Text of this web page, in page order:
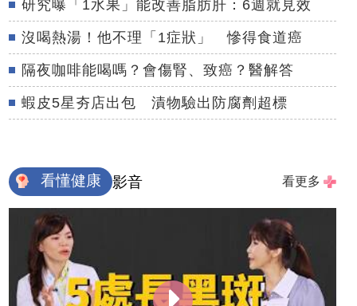
研究曝「1水果」能改善脂肪肝：6週就見效
沒喝熱湯！他不理「1症狀」 慘得食道癌
隔夜咖啡能喝嗎？會傷腎、致癌？醫解答
蝦皮5星夯店出包 漬物驗出防腐劑超標
看懂健康 影音 看更多